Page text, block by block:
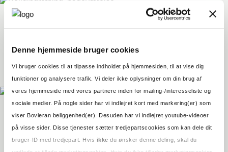
Denne hjemmeside bruger cookies
Vi bruger cookies til at tilpasse indholdet på hjemmesiden, til at vise dig
funktioner og analysere trafik. Vi deler ikke oplysninger om din brug af
vores hjemmeside med vores partnere inden for mailing-/interesseliste og
sociale medier. På nogle sider har vi indlejret kort med markering(er) som
viser Bovieran beliggenhed(er). Desuden har vi indlejret youtube-videoer
på visse sider. Disse tjenester sætter tredjepartscookies som kan dele dit
bruger-ID med tredjepart. Hvis ikke du ønsker denne deling, skal du
Badeværelse
Badeværelset indeholder en hvid formstøbt vask i vaskeskab,
væghængt toilet og brusebad. I alle boliger forberedes til
vaske-/tørremaskine.
Depotrum
Depotet på ca. 3 m placeres i boligen med adgang til teknikskakt.